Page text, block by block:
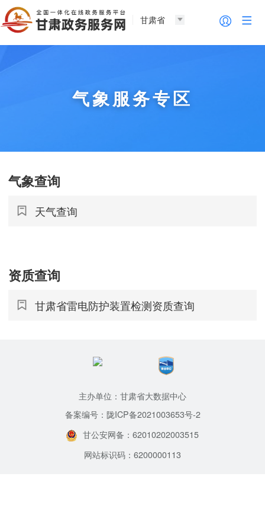
甘肃省
气象服务专区
气象查询
天气查询
资质查询
甘肃省雷电防护装置检测资质查询
主办单位：甘肃省大数据中心
备案编号：陇ICP备2021003653号-2
甘公安网备：62010202003515
网站标识码：6200000113